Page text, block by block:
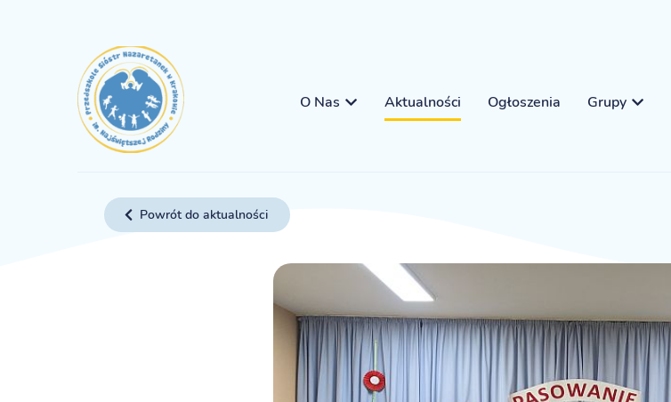
O Nas Aktualności Ogłoszenia Grupy
Powrót do aktualności